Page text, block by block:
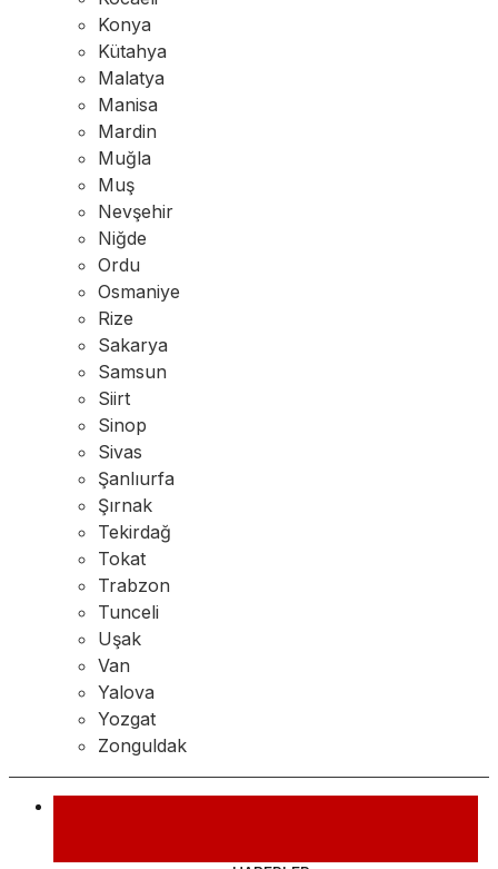
Konya
Kütahya
Malatya
Manisa
Mardin
Muğla
Muş
Nevşehir
Niğde
Ordu
Osmaniye
Rize
Sakarya
Samsun
Siirt
Sinop
Sivas
Şanlıurfa
Şırnak
Tekirdağ
Tokat
Trabzon
Tunceli
Uşak
Van
Yalova
Yozgat
Zonguldak